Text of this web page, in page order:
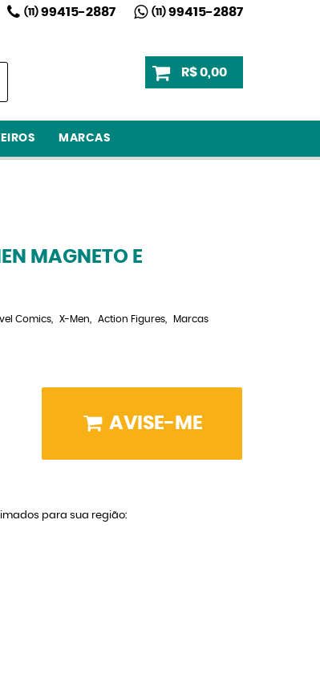
(11)99415-2887 (11)99415-2887
R$ 0,00
MARCAS
MAGNETO E
Comics X-Men Action Figures
Marcas
AVISE-ME
para sua região: